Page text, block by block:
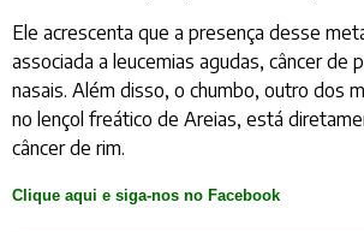
Ele acrescenta que a presença desse
associada a leucemias agudas, câncer de
nasais. Além disso, o chumbo, outro dos
no lençol freático de Areias, está
câncer de rim.
Clique aqui e siga-nos no Facebook